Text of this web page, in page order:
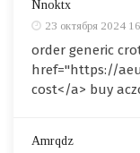
Nnoktx
23 октября 2024
order generic
href="https://
cost</a> buy
Amrqdz